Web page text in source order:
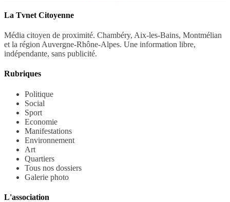
La Tvnet Citoyenne
Média citoyen de proximité. Chambéry, Aix-les-Bains, Montmélian
et la région Auvergne-Rhône-Alpes. Une information libre,
indépendante, sans publicité.
Rubriques
Politique
Social
Sport
Economie
Manifestations
Environnement
Art
Quartiers
Tous nos dossiers
Galerie photo
L'association